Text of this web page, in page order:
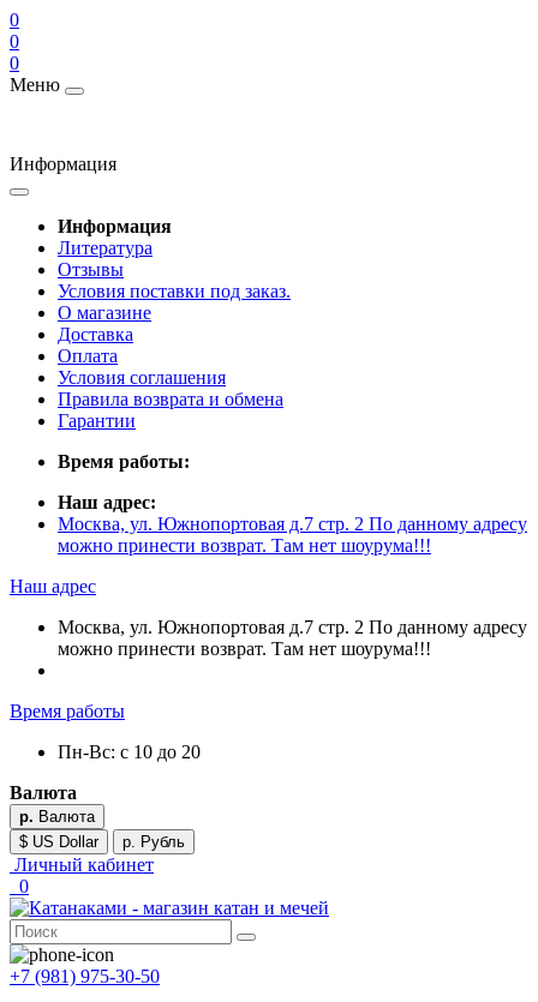
0
0
0
Меню
Информация
Информация
Литература
Отзывы
Условия поставки под заказ.
О магазине
Доставка
Оплата
Условия соглашения
Правила возврата и обмена
Гарантии
Время работы:
Наш адрес:
Москва, ул. Южнопортовая д.7 стр. 2 По данному адресу
можно принести возврат. Там нет шоурума!!!
Наш адрес
Москва, ул. Южнопортовая д.7 стр. 2 По данному адресу
можно принести возврат. Там нет шоурума!!!
Время работы
Пн-Вс: с 10 до 20
Валюта
р. Валюта
$ US Dollar
р. Рубль
Личный кабинет
0
+7 (981) 975-30-50